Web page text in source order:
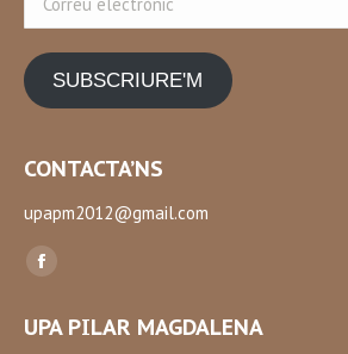
electrònic
SUBSCRIURE'M
CONTACTA’NS
upapm2012@gmail.com
Find us on:
Facebook
opens
UPA PILAR MAGDALENA